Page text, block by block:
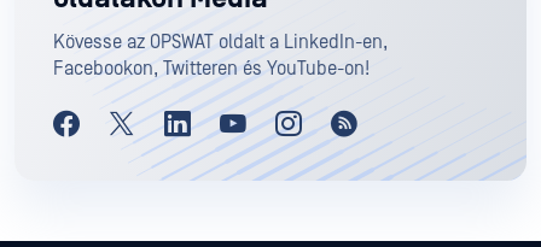
Kövesse az OPSWAT oldalt a LinkedIn-en,
Facebookon, Twitteren és YouTube-on!